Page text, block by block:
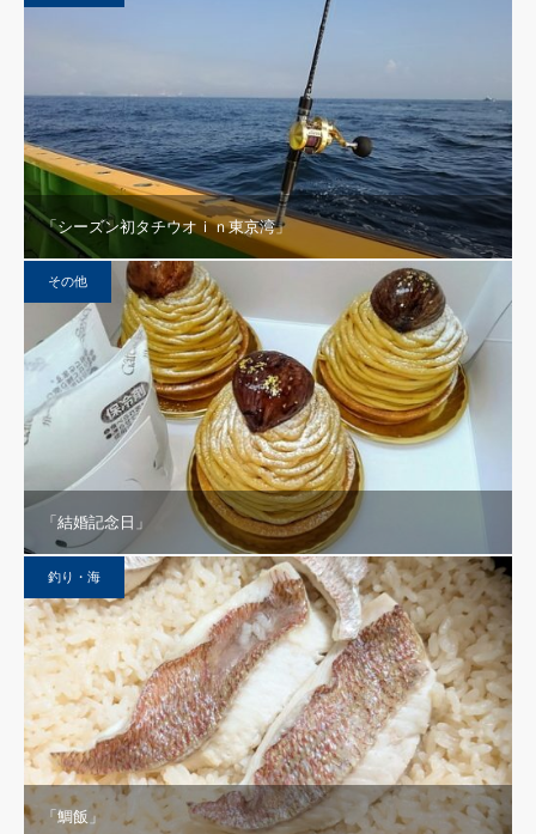
「シーズン初タチウオｉｎ東京湾」
その他
「結婚記念日」
釣り・海
「鯛飯」